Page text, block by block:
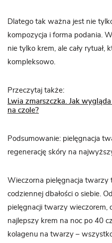
Dlatego tak ważna jest nie
kompozycja i forma podania.
nie tylko krem, ale cały rytuał,
kompleksowo.
Przeczytaj także:
Lwia zmarszczka. Jak
na czole?
Podsumowanie: pielęgnacja
regenerację skóry na
Wieczorna pielęgnacja twarzy
codziennej dbałości o siebie.
pielęgnacji twarzy wieczorem,
najlepszy krem na noc po 40
kolagenu na twarzy –